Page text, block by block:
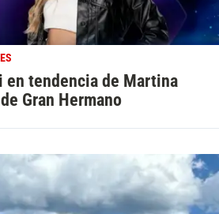
en tendencia de Martina
Gran Hermano